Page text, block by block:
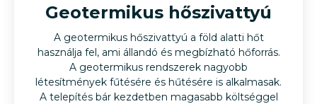
Ha egyszerű és költséghatékony megoldást keres, a
levegő-levegő hőszivattyú a tökéletes választás. Ezek a
rendszerek a levegő hőmérsékletének szabályozásával
működnek, ami gyors telepítést és alacsony
karbantartási igényt jelent. Tökéletes megoldás
otthonok és kisebb irodák számára.
Geotermikus hőszivattyú
A geotermikus hőszivattyú a föld alatti hőt
használja fel, ami állandó és megbízható hőforrás.
A geotermikus rendszerek nagyobb
létesítmények fűtésére és hűtésére is alkalmasak.
A telepítés bár kezdetben magasabb költséggel